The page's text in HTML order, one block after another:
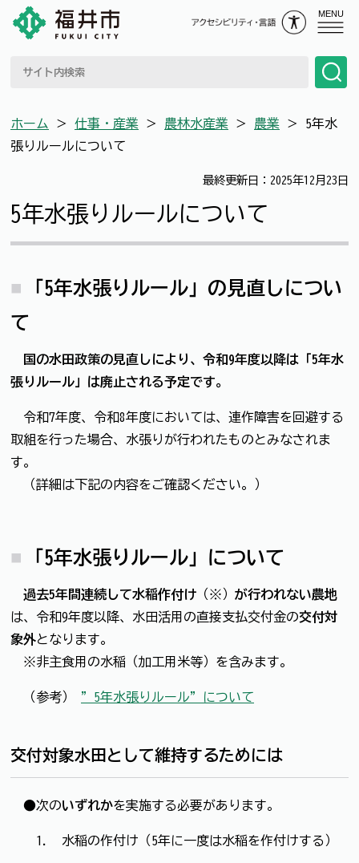
MENU
ホーム ＞ 仕事・産業 ＞ 農林水産業 ＞ 農業 ＞ 5年水
張りルールについて
最終更新日：2025年12月23日
5年水張りルールについて
「5年水張りルール」の見直しについ
て
国の水田政策の見直しにより、令和9年度以降は「5年水
張りルール」は廃止される予定です。
令和7年度、令和8年度においては、連作障害を回避する
取組を行った場合、水張りが行われたものとみなされま
す。
（詳細は下記の内容をご確認ください。）
「5年水張りルール」について
過去5年間連続して水稲作付け （※） が行われない農地
は、令和9年度以降、水田活用の直接支払交付金の交付対
象外となります。
※非主食用の水稲（加工用米等）を含みます。
（参考） ”5年水張りルール”について
交付対象水田として維持するためには
●次のいずれかを実施する必要があります。
1. 水稲の作付け（5年に一度は水稲を作付けする）